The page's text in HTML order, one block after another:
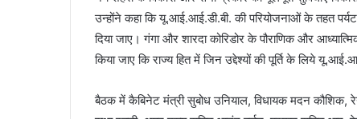
उन्होंने कहा कि यू.आई.आई.डी.बी. की परियोजनाओं के तहत
दिया जाए। गंगा और शारदा कोरिडोर के पौराणिक और
किया जाए कि राज्य हित में जिन उद्देश्यों की पूर्ति के लिये
बैठक में कैबिनेट मंत्री सुबोध उनियाल, विधायक मदन कौशिक,